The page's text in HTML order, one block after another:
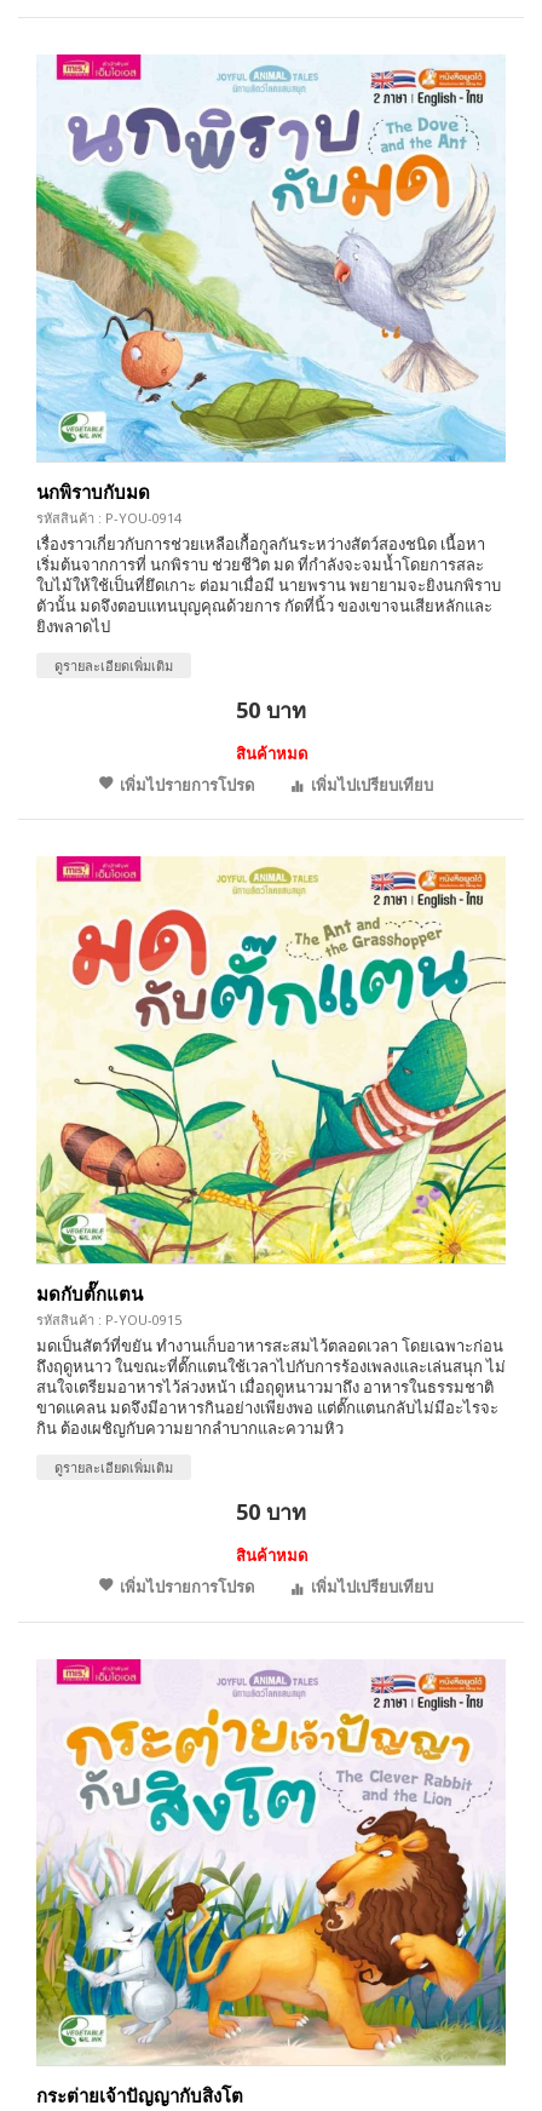
นกพิราบกับมด
รหัสสินค้า : P-YOU-0914
เรื่องราวเกี่ยวกับการช่วยเหลือเกื้อกูลกันระหว่างสัตว์สองชนิด เนื้อหา
เริ่มต้นจากการที่ นกพิราบ ช่วยชีวิต มด ที่กำลังจะจมน้ำโดยการสละ
ใบไม้ให้ใช้เป็นที่ยึดเกาะ ต่อมาเมื่อมี นายพราน พยายามจะยิงนกพิราบ
ตัวนั้น มดจึงตอบแทนบุญคุณด้วยการ กัดที่นิ้ว ของเขาจนเสียหลักและ
ยิงพลาดไป
ดูรายละเอียดเพิ่มเติม
50 บาท
สินค้าหมด
เพิ่มไปรายการโปรด
เพิ่มไปเปรียบเทียบ
มดกับตั๊กแตน
รหัสสินค้า : P-YOU-0915
มดเป็นสัตว์ที่ขยัน ทำงานเก็บอาหารสะสมไว้ตลอดเวลา โดยเฉพาะก่อน
ถึงฤดูหนาว ในขณะที่ตั๊กแตนใช้เวลาไปกับการร้องเพลงและเล่นสนุก ไม่
สนใจเตรียมอาหารไว้ล่วงหน้า เมื่อฤดูหนาวมาถึง อาหารในธรรมชาติ
ขาดแคลน มดจึงมีอาหารกินอย่างเพียงพอ แต่ตั๊กแตนกลับไม่มีอะไรจะ
กิน ต้องเผชิญกับความยากลำบากและความหิว
ดูรายละเอียดเพิ่มเติม
50 บาท
สินค้าหมด
เพิ่มไปรายการโปรด
เพิ่มไปเปรียบเทียบ
กระต่ายเจ้าปัญญากับสิงโต